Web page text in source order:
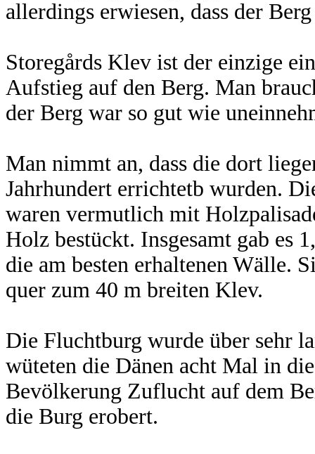
allerdings erwiesen, dass der
Storegårds Klev ist der einzige
Aufstieg auf den Berg. Man
der Berg war so gut wie
Man nimmt an, dass die dort
Jahrhundert errichtetb wurden.
waren vermutlich mit
Holz bestückt. Insgesamt gab es
die am besten erhaltenen Wälle.
quer zum 40 m breiten Klev.
Die Fluchtburg wurde über sehr
wüteten die Dänen acht Mal in
Bevölkerung Zuflucht auf dem
die Burg erobert.